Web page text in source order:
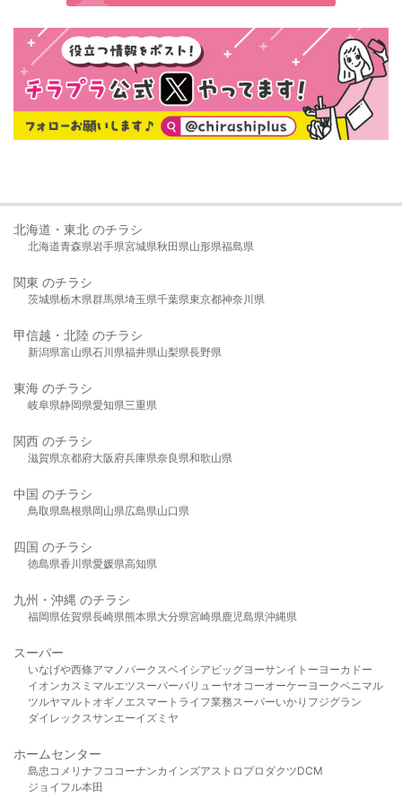
北海道・東北 のチラシ
北海道青森県岩手県宮城県秋田県山形県福島県
関東 のチラシ
茨城県栃木県群馬県埼玉県千葉県東京都神奈川県
甲信越・北陸 のチラシ
新潟県富山県石川県福井県山梨県長野県
東海 のチラシ
岐阜県静岡県愛知県三重県
関西 のチラシ
滋賀県京都府大阪府兵庫県奈良県和歌山県
中国 のチラシ
鳥取県島根県岡山県広島県山口県
四国 のチラシ
徳島県香川県愛媛県高知県
九州・沖縄 のチラシ
福岡県佐賀県長崎県熊本県大分県宮崎県鹿児島県沖縄県
スーパー
いなげや西條アマノパークスベイシア ビッグヨーサンイトーヨーカドー
イオンカスミ マルエツスーパーバリューヤオコーオーケー ヨークベニマル
ツルヤマルト オギノ エスマート ライフ業務スーパーいかり フジグラン
ダイレックスサンエーイズミヤ
ホームセンター
島忠 コメリ ナフコ コーナンカインズアストロプロダクツDCM
ジョイフル本田